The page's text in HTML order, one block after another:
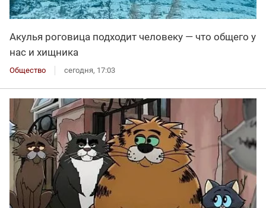
Акулья роговица подходит человеку — что общего у
нас и хищника
Общество сегодня, 17:03